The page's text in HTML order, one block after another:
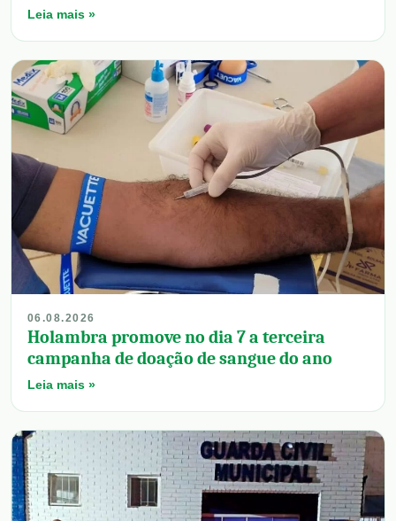
Leia mais »
06.08.2026
Holambra promove no dia 7 a terceira
campanha de doação de sangue do ano
Leia mais »